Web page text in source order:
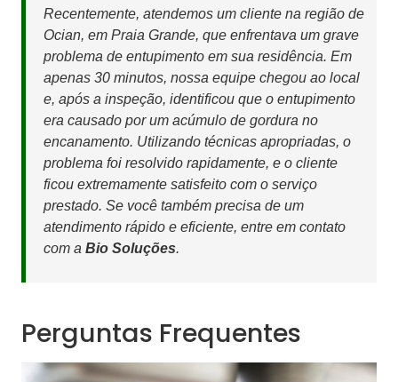
Recentemente, atendemos um cliente na região de
Ocian, em Praia Grande, que enfrentava um grave
problema de entupimento em sua residência. Em
apenas 30 minutos, nossa equipe chegou ao local
e, após a inspeção, identificou que o entupimento
era causado por um acúmulo de gordura no
encanamento. Utilizando técnicas apropriadas, o
problema foi resolvido rapidamente, e o cliente
ficou extremamente satisfeito com o serviço
prestado. Se você também precisa de um
atendimento rápido e eficiente, entre em contato
com a Bio Soluções.
Perguntas Frequentes